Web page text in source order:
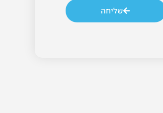
שליחה